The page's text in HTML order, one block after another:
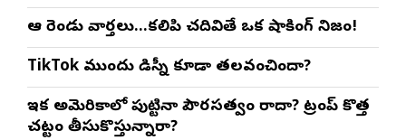
ఆ రెండు వార్తలు…కలిపి చదివితే ఒక షాకింగ్ నిజం!
TikTok ముందు డిస్నీ కూడా తలవంచిందా?
ఇక అమెరికాలో పుట్టినా పౌరసత్వం రాదా? ట్రంప్ కొత్త
చట్టం తీసుకొస్తున్నారా?